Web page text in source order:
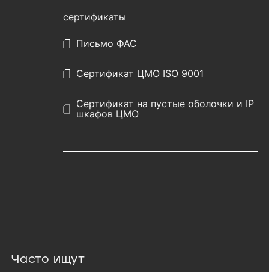
сертификаты
Письмо ФАС
Сертификат ЦМО ISO 9001
Сертификат на пустые оболочки и IP
шкафов ЦМО
Часто ищут